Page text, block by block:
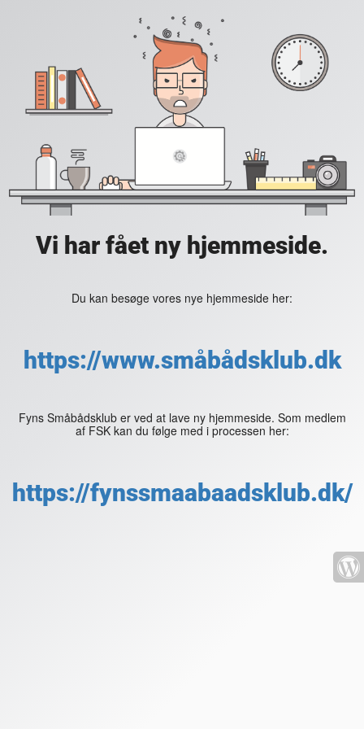
Vi har fået ny hjemmeside.
Du kan besøge vores nye hjemmeside her:
https://www.småbådsklub.dk
Fyns Småbådsklub er ved at lave ny hjemmeside. Som medlem
af FSK kan du følge med i processen her:
https://fynssmaabaadsklub.dk/